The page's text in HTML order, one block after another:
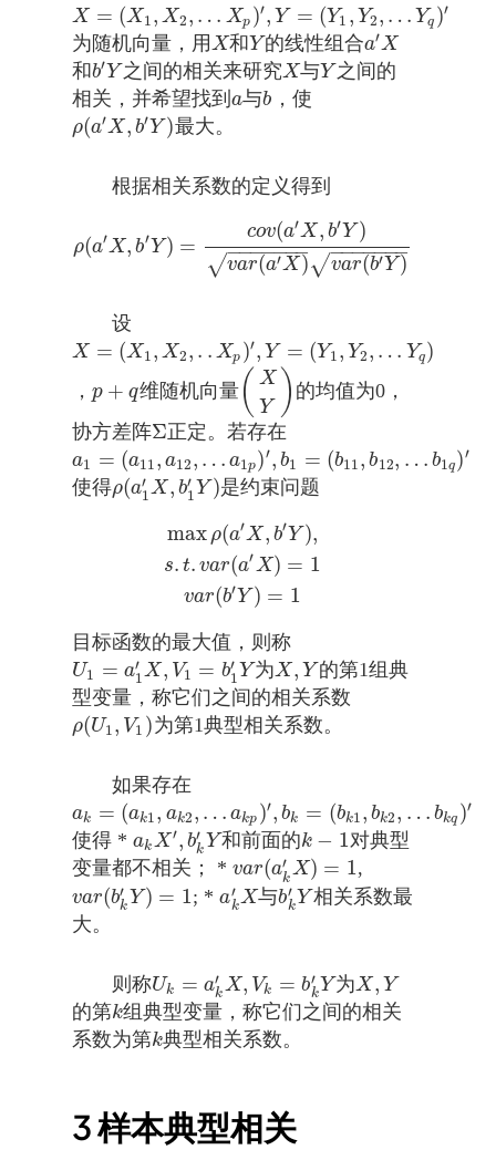
X = (X1, X2, … Xp )′, Y = (Y1 , Y2, … Yq )′
X= (X 1,X 2 ,…X p ) ′, Y= (Y 1,Y2, …Y q)′
为随机向量，用X
X和Y
Y的线性组合a′X
a′X
和b′Y
b′Y 之间的相关来研究X
X与Y
Y之间的
相关，并希望找到 a
a与b
b ，使
ρ(a′X, b′Y)
ρ(a′X,b ′Y) 最大。
根据相关系数的定义得到
ρ(a′X, b′Y) =
cov(a′X, b′Y)
var(a′X)
− −
−−−−−
√ var(b′Y)
− −
−−−−−
√
ρ(a′X,b ′Y)=c ov (a′X,b′Y)var(a′X)var(b′Y)
设
X = (X1, X2, . . Xp )′, Y = (Y1, Y2, … Yq)
X= (X 1,X 2 ,..Xp) ′, Y= (Y 1,Y2 …Y q)
， p + q
p+q 维随机向量 ( X
Y
)
(XY
的均值为0，
协方差阵Σ
Σ 正定。若存在
a1 = (a11, a12, … a1p)′, b1 = (b11, b12, … b1q)′
a1 =(a 11,a12,…a1p )′,b1=( b11,b 12, … b1q ′
使得ρ(a′
1X, b′
1Y)
ρ(a1 ′X,b1 Y ) 是约束问题
max ρ(a′X, b′Y),
s. t. var(a′X) = 1
var(b′Y) = 1
b′Y),s.t.var(a ′X)=1
目标函数的最大值，则称
U1 = a′
1X, V1 = b′
1Y
U1 =a1′X,V1=b 1′Y 为X, Y
X,Y 的第1组典
型变量，称它们之间的相关系数
ρ(U1, V1 )
ρ(U1 , V1 ) 为第1典型相关系数。
如果存在
ak = (ak1, ak2, … akp )′, bk = (bk1, bk2, … bkq )′
ak =(a k1,a k 2,…akp )′,bk=( bk 1,b k2,… bkq ′
使得 * akX′, b′
k Y
akX′,b k′ Y 和前面的k − 1
k−1
对典型
变量都不相关； * var(a′
kX) = 1
var(ak′ X)= 1 ,
var(b′
k Y) = 1
var(bk Y)=1 ; *a′
kX
ak ′X与b′
kY
bk′Y相关系数最
大。
则称Uk = a′
kX, Vk = b′
kY
Uk =ak′X ,Vk=b k′Y 为X, Y
X,Y
的第k
k组典型变量，称它们之间的相关
系数为第k
k典型相关系数。
3样本典型相关